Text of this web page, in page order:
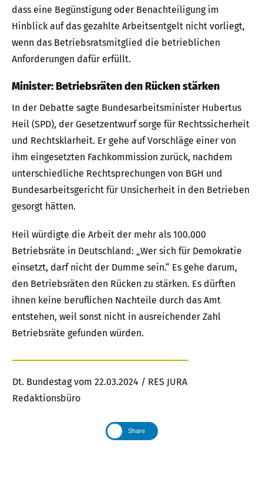
dass eine Begünstigung oder Benachteiligung im
Hinblick auf das gezahlte Arbeitsentgelt nicht vorliegt,
wenn das Betriebsratsmitglied die betrieblichen
Anforderungen dafür erfüllt.
Minister: Betriebsräten den Rücken stärken
In der Debatte sagte Bundesarbeitsminister Hubertus
Heil (SPD), der Gesetzentwurf sorge für Rechtssicherheit
und Rechtsklarheit. Er gehe auf Vorschläge einer von
ihm eingesetzten Fachkommission zurück, nachdem
unterschiedliche Rechtsprechungen von BGH und
Bundesarbeitsgericht für Unsicherheit in den Betrieben
gesorgt hätten.
Heil würdigte die Arbeit der mehr als 100.000
Betriebsräte in Deutschland: „Wer sich für Demokratie
einsetzt, darf nicht der Dumme sein.“ Es gehe darum,
den Betriebsräten den Rücken zu stärken. Es dürften
ihnen keine beruflichen Nachteile durch das Amt
entstehen, weil sonst nicht in ausreichender Zahl
Betriebsräte gefunden würden.
Dt. Bundestag vom 22.03.2024 / RES JURA
Redaktionsbüro
Share